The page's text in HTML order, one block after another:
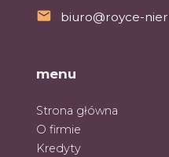
biuro@royce-
menu
Strona główna
O firmie
Kredyty